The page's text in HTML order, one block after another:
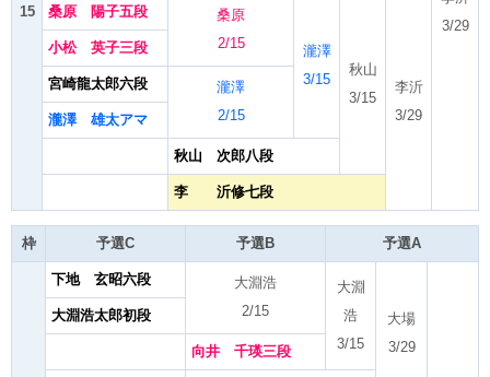
15
3/29
桑原 陽子五段
桑原
2/15
瀧澤
3/15
秋山
3/15
李沂
3/29
小松 英子三段
宮崎龍太郎六段
瀧澤
2/15
瀧澤 雄太アマ
秋山 次郎八段
李 沂修七段
枠 予選C 予選B 予選A
下地 玄昭六段
大淵浩
2/15
大淵
浩
3/15
大場
3/29
大淵浩太郎初段
向井 千瑛三段